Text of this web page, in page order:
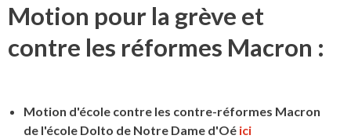
Motion pour la grève et
contre les réformes Macron :
Motion d'école contre les contre-réformes Macron
de l'école Dolto de Notre Dame d'Oé ici